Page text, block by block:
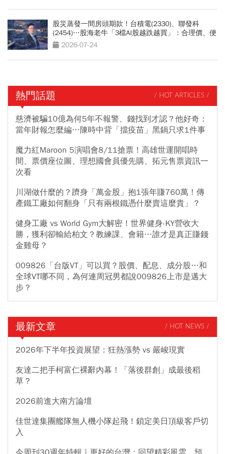
股災蒸發一間房頭期款！台積電(2330)、聯發科
(2454)…股海老牛「3檔AI股越跌越買」：合理價、便
宜價曝光
2026-07-24
熱門話題 / HOT ARTICLES /
慈濟被騙10億為何5年不報警、錢找到才認？他好奇：
當年財報怎麼編…陳時中背「擋疫苗」黑鍋只求1件事
魔力紅Maroon 5演唱會8/11搶票！高雄世運開唱時
間、票價座位圖、理想國會員優先購、拓元售票資訊一
次看
川湖做什麼的？躋身「萬金股」抱1張年賺760萬！傳
產鐵工廠如何翻身「只有兩根鐵憑什麼賣這麼貴」？
健身工廠 vs World Gym大解密！世界健身-KY營收大
勝，獲利卻輸給柏文？教練課、會籍…誰才是真正賺錢
金雞母？
009826「台版VT」可以買？股價、配息、成分股…和
全球VT哪不同，為何連周冠男都說009826上市是邁大
步？
最新文章 / HOT NEWS /
2026年下半年投資展望：狂熱漲勢 vs 嚴峻現實
友達二把手柯富仁裸辭內幕！「落後群創」成最後稻
草？
2026前進大南方論壇
佳世達集團艦隊無人機小隊起飛！鎖定美日頂級客戶切
入